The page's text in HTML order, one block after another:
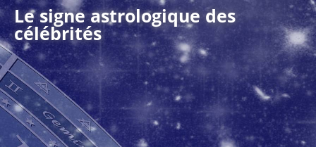
Le signe astrologique des
célébrités